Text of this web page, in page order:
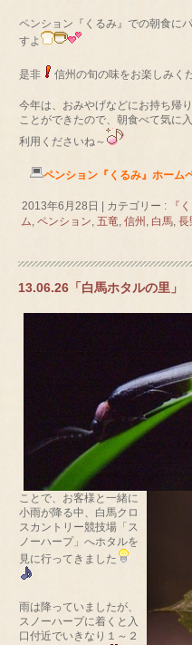
ペンション『くるみ』での朝食に
すよ
是非 信州の旬の味をお楽しみく
今年は、おみやげなどにお持ち帰
ことができたので、朝食べて気に
利用くださいね～
ペンション『くるみ』ホーム
2013年6月28日 カテゴリー : 『
ム, ペンション, 五竜, 信州 , 白馬, 長
13.06.26「白馬ホタルの里」
ことで、お客様と一緒に
小雨が降る中、白馬クロ
スカントリー競技場「ス
ノーハープ」へホタルを
見に行ってきました
雨は降っていましたが、
スノーハープに着くと入
口付近でいきなり１～２